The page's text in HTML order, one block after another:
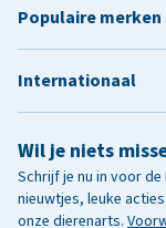
Wil je niets
Schrijf je nu in voor
nieuwtjes, leuke
onze dierenarts.
Populaire merken
Internationaal